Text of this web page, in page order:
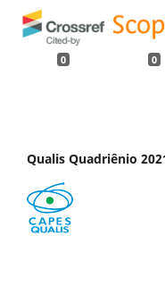
0 0
Qualis Quadriênio